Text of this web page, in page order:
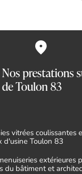
Nos prestations
de Toulon 83
vitrées coulissantes
d'usine Toulon 83
extérieures
du bâtiment et